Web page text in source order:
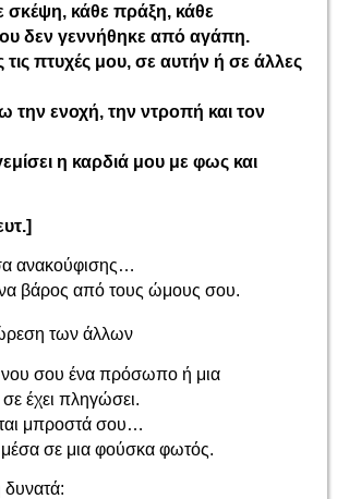
κάθε πράξη, κάθε
δεν γεννήθηκε από αγάπη.
πτυχές μου, σε αυτήν ή σε άλλες
ενοχή, την ντροπή και τον
η καρδιά μου με φως και
ανακούφισης…
βάρος από τους ώμους σου.
των άλλων
σου ένα πρόσωπο ή μια
έχει πληγώσει.
μπροστά σου…
μέσα σε μια φούσκα φωτός.